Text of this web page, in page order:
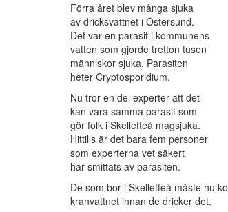
Förra året blev många sjuka
av dricksvattnet i Östersund.
Det var en parasit i kommunens
vatten som gjorde tretton tusen
människor sjuka. Parasiten
heter Cryptosporidium.
Nu tror en del experter att det
kan vara samma parasit som
gör folk i Skellefteå magsjuka.
Hittills är det bara fem personer
som experterna vet säkert
har smittats av parasiten.
De som bor i Skellefteå måste nu
kranvattnet innan de dricker det.